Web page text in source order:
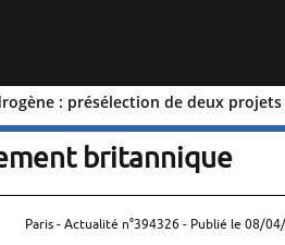
: présélection de deux
: présélection de
britannique
Paris - Actualité n°394326 - Publié le 08/